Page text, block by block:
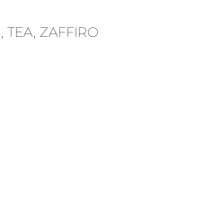
ZAFFIRO